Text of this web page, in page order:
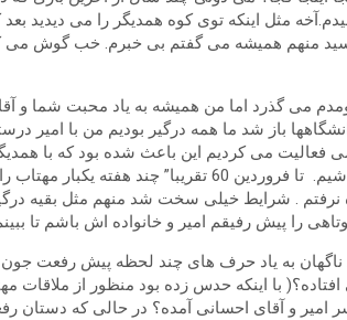
مثل اینکه توی کوه همدیگر را می دیدید بعد
منهم همیشه می گفتم بی خبرم. خب گوش می
که به اینجا اومدم می گذرد اما من همیشه به یاد محبت شما
امیر و مهتاب افتخار کردم. خوب سال 58 که دانشگاهها باز شد ما همه درگیر بودیم
می کردیم این باعث شده بود که با
باشیم و نسبت به عمل کرد همدیگر کمتر اطلاع داشته باشیم. تا فروردین 60
. شرایط خیلی سخت شد منهم مثل بقیه درگیر
را پیش رفیقم امیر و خانواده اش باشم تا
به یاد حرف های چند لحظه پیش رفعت جون
با اینکه حدس زده بود منظور از ملاقات
امیر و آقای احسانی آمده؟ در حالی که دستان